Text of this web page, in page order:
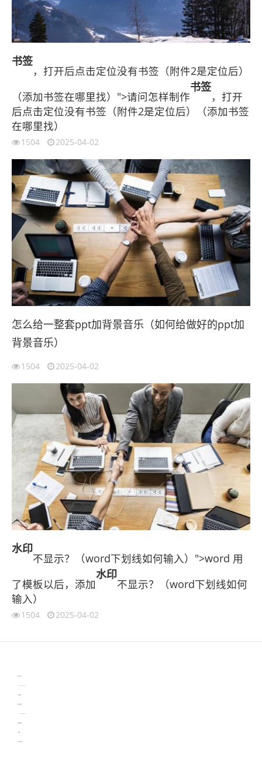
书签
，打开后点击定位没有书签（附件2是定位后）
（添加书签在哪里找）">请问怎样制作
书签
，打开
后点击定位没有书签（附件2是定位后）（添加书签
在哪里找）
1504 2025-04-02
怎么给一整套ppt加背景音乐（如何给做好的ppt加
背景音乐）
1504 2025-04-02
水印
不显示？（word下划线如何输入）">word 用
了模板以后，添加
水印
不显示？（word下划线如何
输入）
1504 2025-04-02